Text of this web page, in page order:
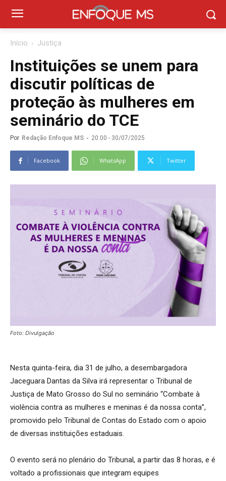
Início Justiça
Instituições se unem para
discutir políticas de
proteção às mulheres em
seminário do TCE
Por Redação Enfoque MS - 20:00 - 30/07/2025
Facebook WhatsApp Twitter
Foto: Divulgação
Nesta quinta-feira, dia 31 de julho, a desembargadora
Jaceguara Dantas da Silva irá representar o Tribunal de
Justiça de Mato Grosso do Sul no seminário “Combate à
violência contra as mulheres e meninas é da nossa conta”,
promovido pelo Tribunal de Contas do Estado com o apoio
de diversas instituições estaduais.
O evento será no plenário do Tribunal, a partir das 8 horas, e é
voltado a profissionais que integram equipes